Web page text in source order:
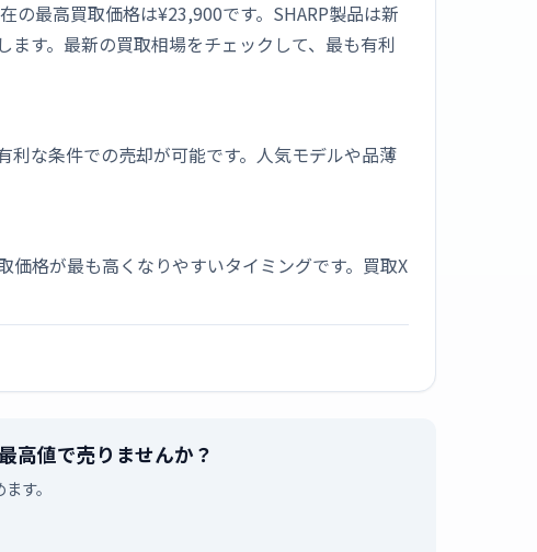
の最高買取価格は¥23,900です。SHARP製品は新
す。最新の買取相場をチェックして、最も有利
な条件での売却が可能です。人気モデルや品薄
格が最も高くなりやすいタイミングです。買取X
高値で売りませんか？
す。